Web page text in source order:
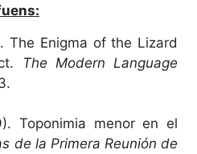
The Enigma of the Lizard
The Modern Language
Toponimia menor en el
de la Primera Reunión de